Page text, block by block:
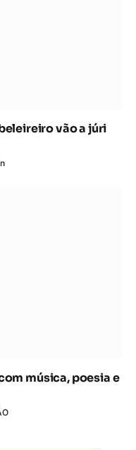
vão a júri
música, poesia e